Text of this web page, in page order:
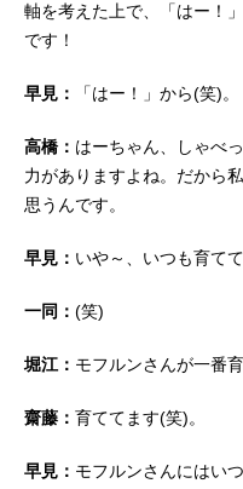
軸を考えた上で、「はー！
です！
早見： 「はー！」から(笑)。
高橋： はーちゃん、しゃべ
力がありますよね。だから
思うんです。
早見： いや～、いつも育て
一同： (笑)
堀江： モフルンさんが一番
齋藤： 育ててます(笑)。
早見： モフルンさんにはい